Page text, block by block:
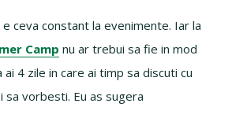
e ceva constant la evenimente. Iar la
Camp nu ar trebui sa fie in mod
4 zile in care ai timp sa discuti cu
sa vorbesti. Eu as sugera